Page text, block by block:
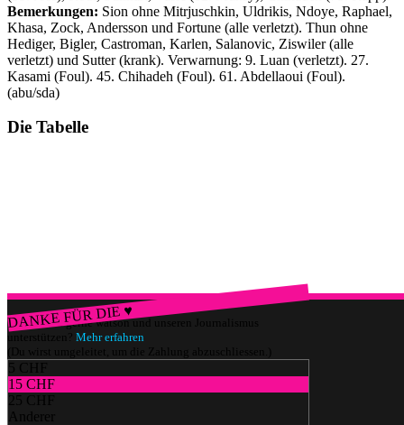
Bemerkungen: Sion ohne Mitrjuschkin, Uldrikis, Ndoye, Raphael,
Khasa, Zock, Andersson und Fortune (alle verletzt). Thun ohne
Hediger, Bigler, Castroman, Karlen, Salanovic, Ziswiler (alle
verletzt) und Sutter (krank). Verwarnung: 9. Luan (verletzt). 27.
Kasami (Foul). 45. Chihadeh (Foul). 61. Abdellaoui (Foul).
(abu/sda)
Die Tabelle
DANKE FÜR DIE ♥
Würdest du gerne watson und unseren Journalismus
unterstützen? Mehr erfahren
(Du wirst umgeleitet, um die Zahlung abzuschliessen.)
5 CHF
15 CHF
25 CHF
Anderer